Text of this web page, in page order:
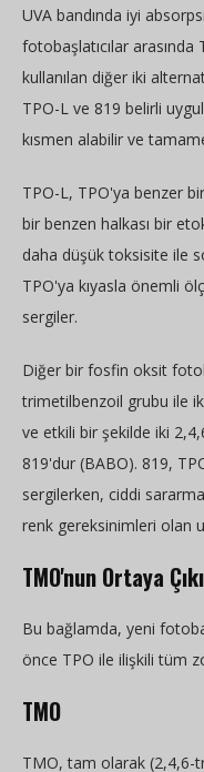
UVA bandında iyi
fotobaşlatıcılar arasında
kullanılan diğer iki
TPO-L ve 819 belirli
kısmen alabilir ve
TPO-L, TPO'ya benzer
bir benzen halkası bir
daha düşük toksisite ile
TPO'ya kıyasla önemli
sergiler.
Diğer bir fosfin oksit
trimetilbenzoil grubu ile
ve etkili bir şekilde iki
819'dur (BABO). 819,
sergilerken, ciddi
renk gereksinimleri olan
TMO'nun Ortaya
Bu bağlamda, yeni
önce TPO ile ilişkili tüm
TMO
TMO, tam olarak